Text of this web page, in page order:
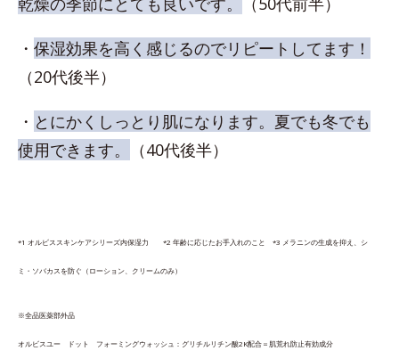
・ 保湿効果を高く感じるのでリピートしてます！
（20代後半）
・ とにかくしっとり肌になります。夏でも冬でも
使用できます。
（40代後半）
*1 オルビススキンケアシリーズ内保湿力 *2 年齢に応じたお手入れのこと *3 メラニンの生成を抑え、シ
ミ・ソバカスを防ぐ（ローション、クリームのみ）
※全品医薬部外品
オルビスユー ドット フォーミングウォッシュ：グリチルリチン酸2K配合＝肌荒れ防止有効成分